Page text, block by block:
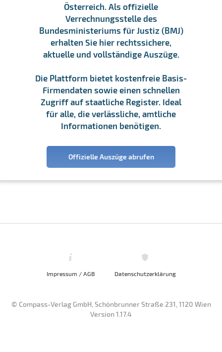
Österreich. Als offizielle
Verrechnungsstelle des
Bundesministeriums für Justiz (BMJ)
erhalten Sie hier rechtssichere,
aktuelle und vollständige Auszüge.
Die Plattform bietet kostenfreie Basis-
Firmendaten sowie einen schnellen
Zugriff auf staatliche Register. Ideal
für alle, die verlässliche, amtliche
Informationen benötigen.
Offizielle Auszüge abrufen
Impressum / AGB Datenschutzerklärung
© Compass-Verlag GmbH, Schönbrunner Straße 231, 1120 Wien
Version 1.17.4